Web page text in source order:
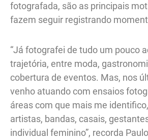
fotografada, são as principais
fazem seguir registrando
“Já fotografei de tudo um pouco
trajetória, entre moda,
cobertura de eventos. Mas, nos
venho atuando com ensaios
áreas com que mais me
artistas, bandas, casais,
individual feminino”, recorda